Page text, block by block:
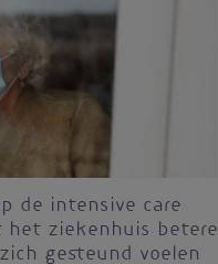
de intensive care
ziekenhuis betere
gesteund voelen